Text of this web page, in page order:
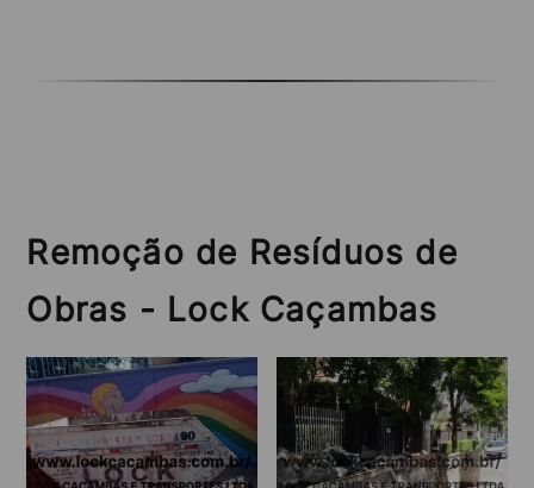
Remoção de Resíduos de
Obras - Lock Caçambas